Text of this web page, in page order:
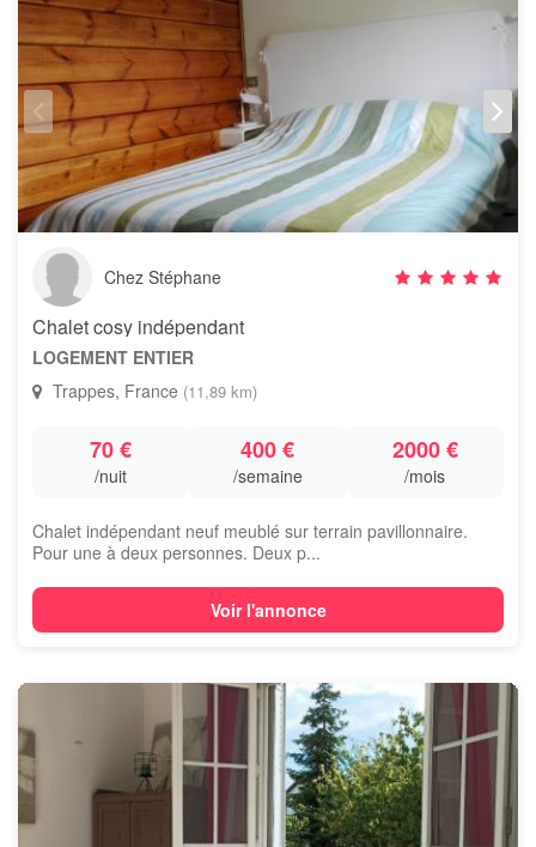
Chez Stéphane
Chalet cosy indépendant
LOGEMENT ENTIER
Trappes, France (11,89 km)
70 €
/nuit
400 €
/semaine
2000 €
/mois
Chalet indépendant neuf meublé sur terrain pavillonnaire.
Pour une à deux personnes. Deux p...
Voir l'annonce